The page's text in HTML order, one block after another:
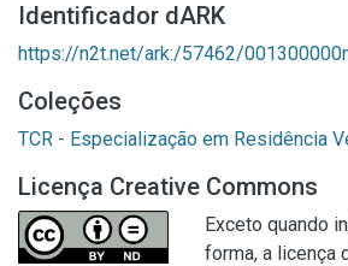
Identificador dARK
https://n2t.net/ark:/57462/
Coleções
TCR - Especialização em Residência
Licença Creative Commons
Exceto quando
forma, a licença